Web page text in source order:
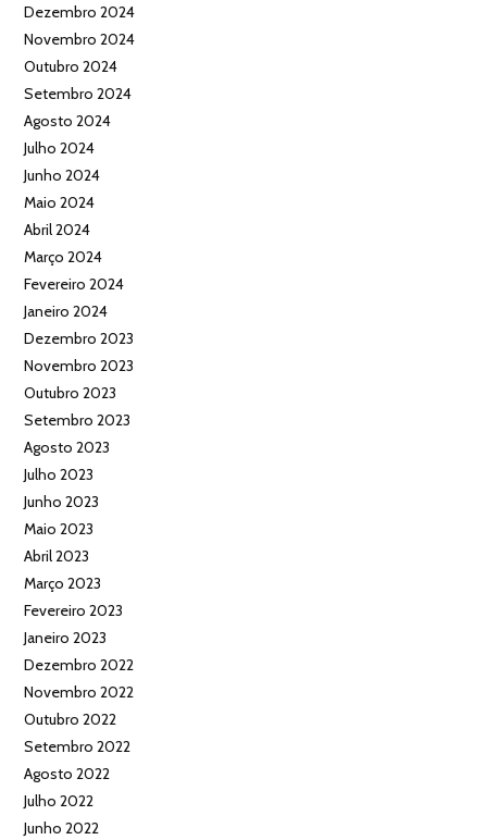
Dezembro 2024
Novembro 2024
Outubro 2024
Setembro 2024
Agosto 2024
Julho 2024
Junho 2024
Maio 2024
Abril 2024
Março 2024
Fevereiro 2024
Janeiro 2024
Dezembro 2023
Novembro 2023
Outubro 2023
Setembro 2023
Agosto 2023
Julho 2023
Junho 2023
Maio 2023
Abril 2023
Março 2023
Fevereiro 2023
Janeiro 2023
Dezembro 2022
Novembro 2022
Outubro 2022
Setembro 2022
Agosto 2022
Julho 2022
Junho 2022